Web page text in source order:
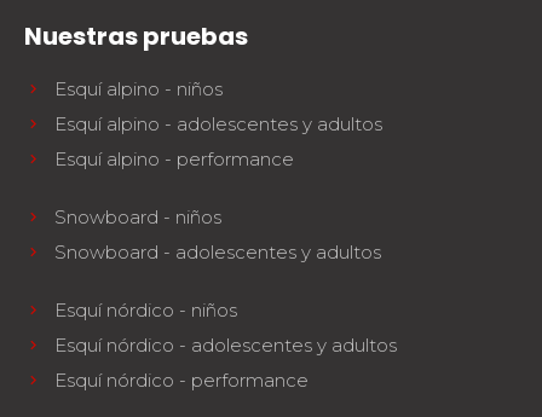
Nuestras pruebas
Esquí alpino - niños
Esquí alpino - adolescentes y adultos
Esquí alpino - performance
Snowboard - niños
Snowboard - adolescentes y adultos
Esquí nórdico - niños
Esquí nórdico - adolescentes y adultos
Esquí nórdico - performance